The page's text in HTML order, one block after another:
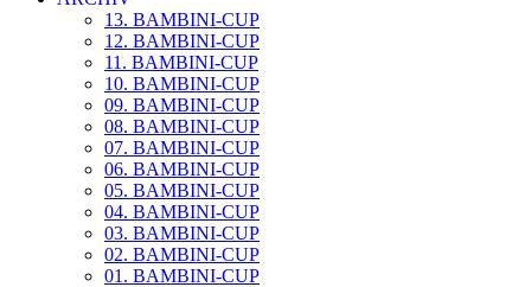
13. BAMBINI-CUP
12. BAMBINI-CUP
11. BAMBINI-CUP
10. BAMBINI-CUP
09. BAMBINI-CUP
08. BAMBINI-CUP
07. BAMBINI-CUP
06. BAMBINI-CUP
05. BAMBINI-CUP
04. BAMBINI-CUP
03. BAMBINI-CUP
02. BAMBINI-CUP
01. BAMBINI-CUP